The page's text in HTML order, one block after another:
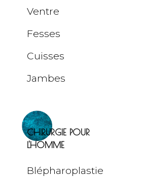
Ventre
Fesses
Cuisses
Jambes
CHIRURGIE POUR
L'HOMME
Blépharoplastie